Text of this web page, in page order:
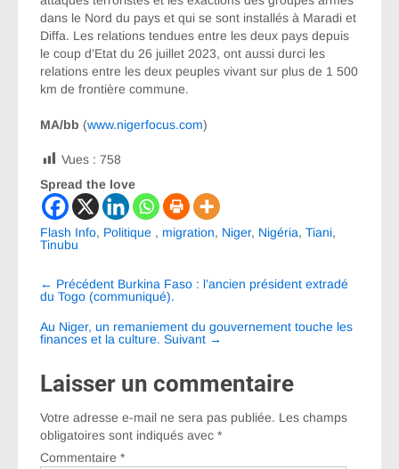
dans le Nord du pays et qui se sont installés à Maradi et
Diffa. Les relations tendues entre les deux pays depuis
le coup d’Etat du 26 juillet 2023, ont aussi durci les
relations entre les deux peuples vivant sur plus de 1 500
km de frontière commune.
MA/bb (www.nigerfocus.com)
Vues : 758
Spread the love
Flash Info, Politique , migration, Niger, Nigéria, Tiani,
Tinubu
Navigation
entre
les
articles
← Précédent Burkina Faso : l’ancien président extradé
du Togo (communiqué).
Au Niger, un remaniement du gouvernement touche les
finances et la culture. Suivant →
Laisser un commentaire
Votre adresse e-mail ne sera pas publiée. Les champs
obligatoires sont indiqués avec *
Commentaire *